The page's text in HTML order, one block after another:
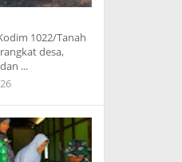
1022/Tanah
desa,
...